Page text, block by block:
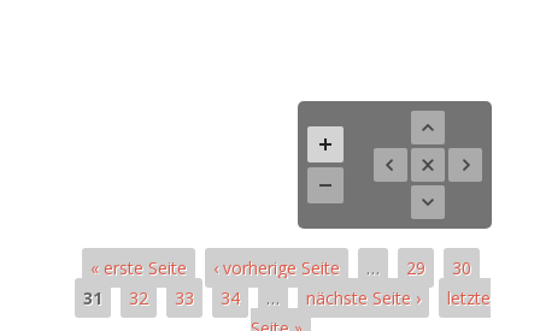
« erste Seite ‹ vorherige Seite … 29
30
31
32 33 34 … nächste Seite ›
letzte